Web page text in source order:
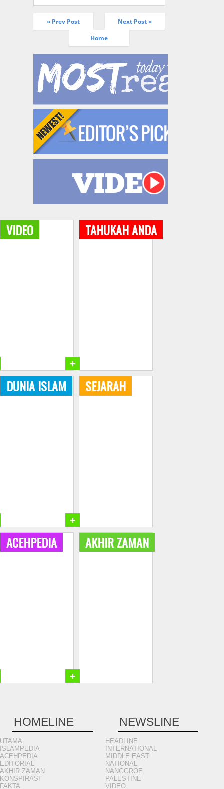
« Prev Post
Next Post »
Home
VIDEO TAHUKAH ANDA
+
DUNIA ISLAM SEJARAH
+
ACEHPEDIA AKHIR ZAMAN
+
HOMELINE
UTAMA
ISLAMPEDIA
ACEHPEDIA
EDITORIAL
AKHIR ZAMAN
KONSPIRASI
FAKTA
NEWSLINE
HEADLINE
INTERNATIONAL
MIDDLE EAST
NATIONAL
NANGGROE
PALESTINE
VIDEO